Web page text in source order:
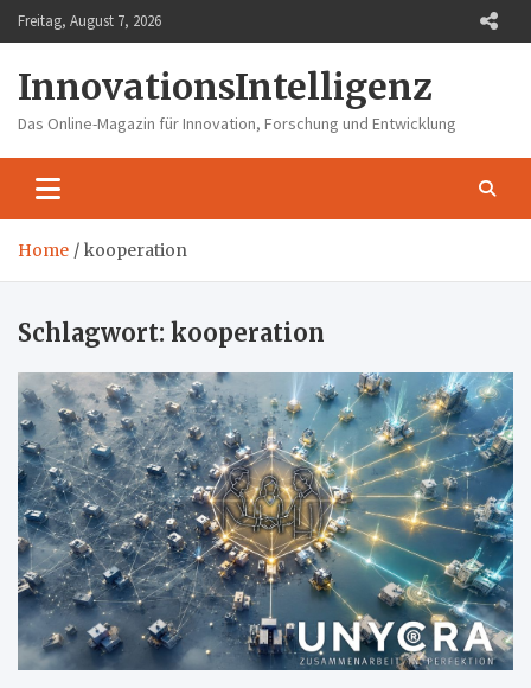
Skip
to
Freitag, August 7, 2026
InnovationsIntelligenz
Das Online-Magazin für Innovation, Forschung und Entwicklung
Home kooperation
Schlagwort: kooperation